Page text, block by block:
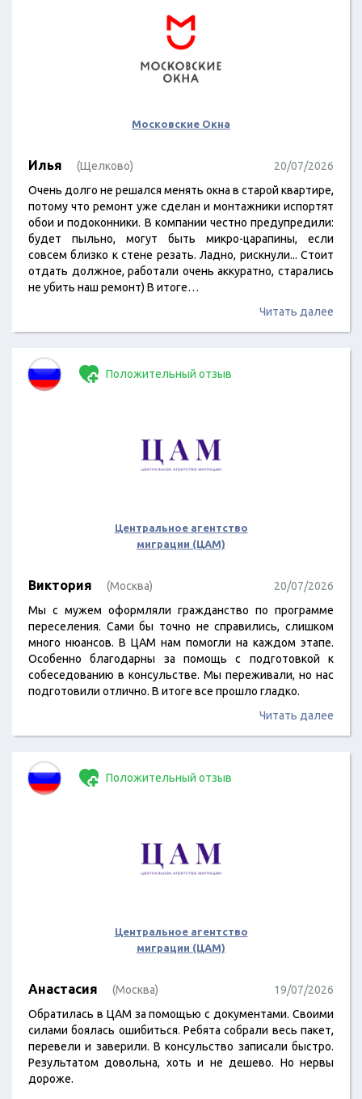
Московские Окна
Илья (Щелково)
20/07/2026
Очень долго не решался менять окна в старой квартире,
потому что ремонт уже сделан и монтажники испортят
обои и подоконники. В компании честно предупредили:
будет пыльно, могут быть микро-царапины, если
совсем близко к стене резать. Ладно, рискнули... Стоит
отдать должное, работали очень аккуратно, старались
не убить наш ремонт) В итоге…
Читать далее
Положительный отзыв
Центральное агентство
миграции (ЦАМ)
Виктория (Москва)
20/07/2026
Мы с мужем оформляли гражданство по программе
переселения. Сами бы точно не справились, слишком
много нюансов. В ЦАМ нам помогли на каждом этапе.
Особенно благодарны за помощь с подготовкой к
собеседованию в консульстве. Мы переживали, но нас
подготовили отлично. В итоге все прошло гладко.
Читать далее
Положительный отзыв
Центральное агентство
миграции (ЦАМ)
Анастасия (Москва)
19/07/2026
Обратилась в ЦАМ за помощью с документами. Своими
силами боялась ошибиться. Ребята собрали весь пакет,
перевели и заверили. В консульство записали быстро.
Результатом довольна, хоть и не дешево. Но нервы
дороже.